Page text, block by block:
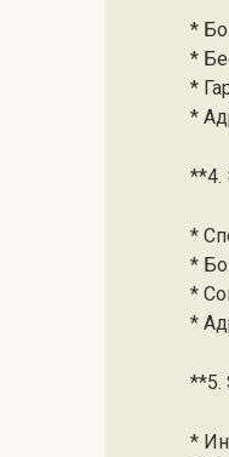
*
*
*
*
**4.
*
*
*
*
**5.
*